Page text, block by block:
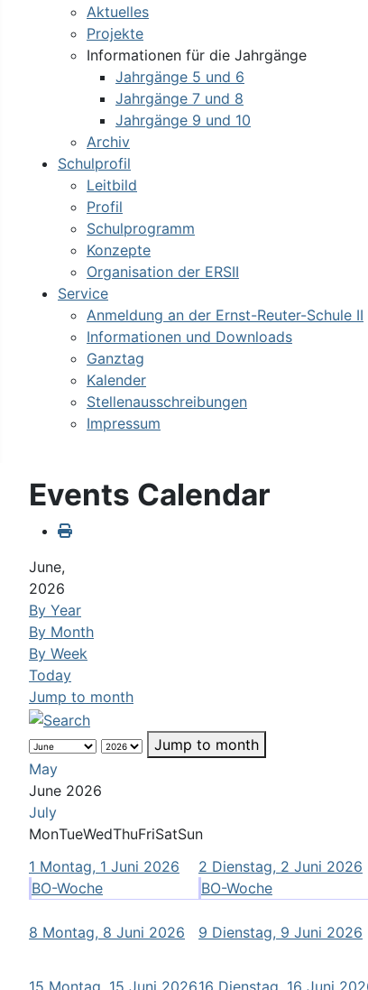
Aktuelles
Projekte
Informationen für die Jahrgänge
Jahrgänge 5 und 6
Jahrgänge 7 und 8
Jahrgänge 9 und 10
Archiv
Schulprofil
Leitbild
Profil
Schulprogramm
Konzepte
Organisation der ERSII
Service
Anmeldung an der Ernst-Reuter-Schule II
Informationen und Downloads
Ganztag
Kalender
Stellenausschreibungen
Impressum
Events Calendar
June,
2026
By Year
By Month
By Week
Today
Jump to month
Jump to month
May
June 2026
July
MonTueWedThuFriSatSun
1 Montag, 1 Juni 2026
BO-Woche
2 Dienstag, 2 Juni 2026
BO-Woche
8 Montag, 8 Juni 2026 9 Dienstag, 9 Juni 2026
15 Montag, 15 Juni 202616 Dienstag, 16 Juni